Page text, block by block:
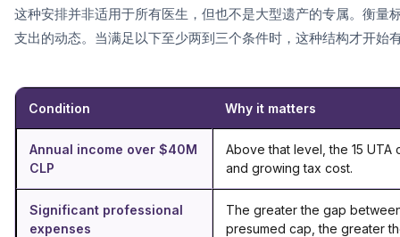
这种安排并非适用于所有医生，但也不是大型遗产的专属。衡量
支出的动态。当满足以下至少两到三个条件时，这种结构才开始
Condition Why it matters
Annual income over $40M
CLP
Above that level, the 15
and growing tax cost.
Significant professional
expenses
The greater the gap
presumed cap, the greater